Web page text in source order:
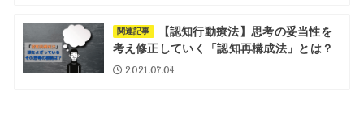
関連記事
【認知行動療法】思考の妥当性を
考え修正していく「認知再構成法」とは？
2021.07.04